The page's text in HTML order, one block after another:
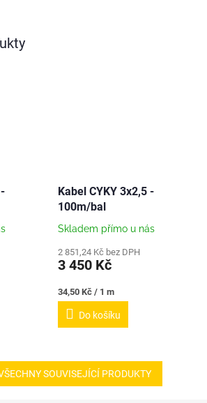
Kabel CYKY 3x2,5 -
100m/bal
Skladem přímo u nás
2 851,24 Kč bez DPH
3 450 Kč
Měrná
cena:
34,50 Kč / 1 m
Do košíku
SOUVISEJÍCÍ PRODUKTY